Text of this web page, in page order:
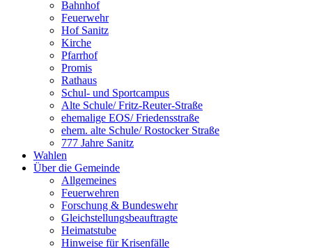
Bahnhof
Feuerwehr
Hof Sanitz
Kirche
Pfarrhof
Promis
Rathaus
Schul- und Sportcampus
Alte Schule/ Fritz-Reuter-Straße
ehemalige EOS/ Friedensstraße
ehem. alte Schule/ Rostocker Straße
777 Jahre Sanitz
Wahlen
Über die Gemeinde
Allgemeines
Feuerwehren
Forschung & Bundeswehr
Gleichstellungsbeauftragte
Heimatstube
Hinweise für Krisenfälle